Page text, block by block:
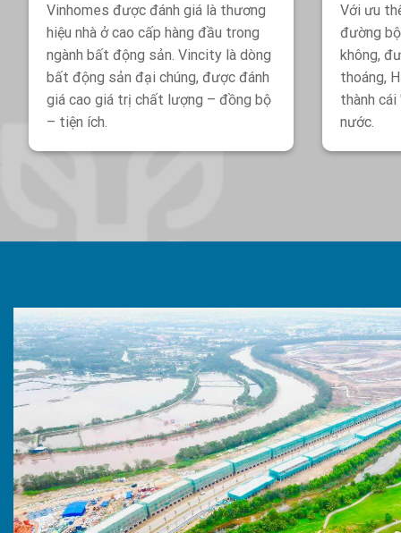
Vinhomes được đánh giá là thương
hiệu nhà ở cao cấp hàng đầu trong
ngành bất động sản. Vincity là dòng
bất động sản đại chúng, được đánh
giá cao giá trị chất lượng – đồng bộ
– tiện ích.
Với ưu
đường
không,
thoáng,
thành cái
nước.